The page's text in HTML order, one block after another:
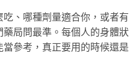
、哪種劑量適合你，或者有
局問最準。每個人的身體狀
參考，真正要用的時候還是